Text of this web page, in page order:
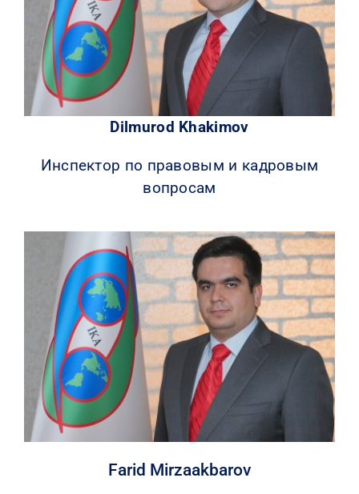
Dilmurod Khakimov
Инспектор по правовым и кадровым
вопросам
Farid Mirzaakbarov